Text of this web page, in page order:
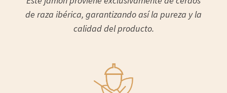
de raza ibérica, garantizando así la pureza y la
calidad del producto.